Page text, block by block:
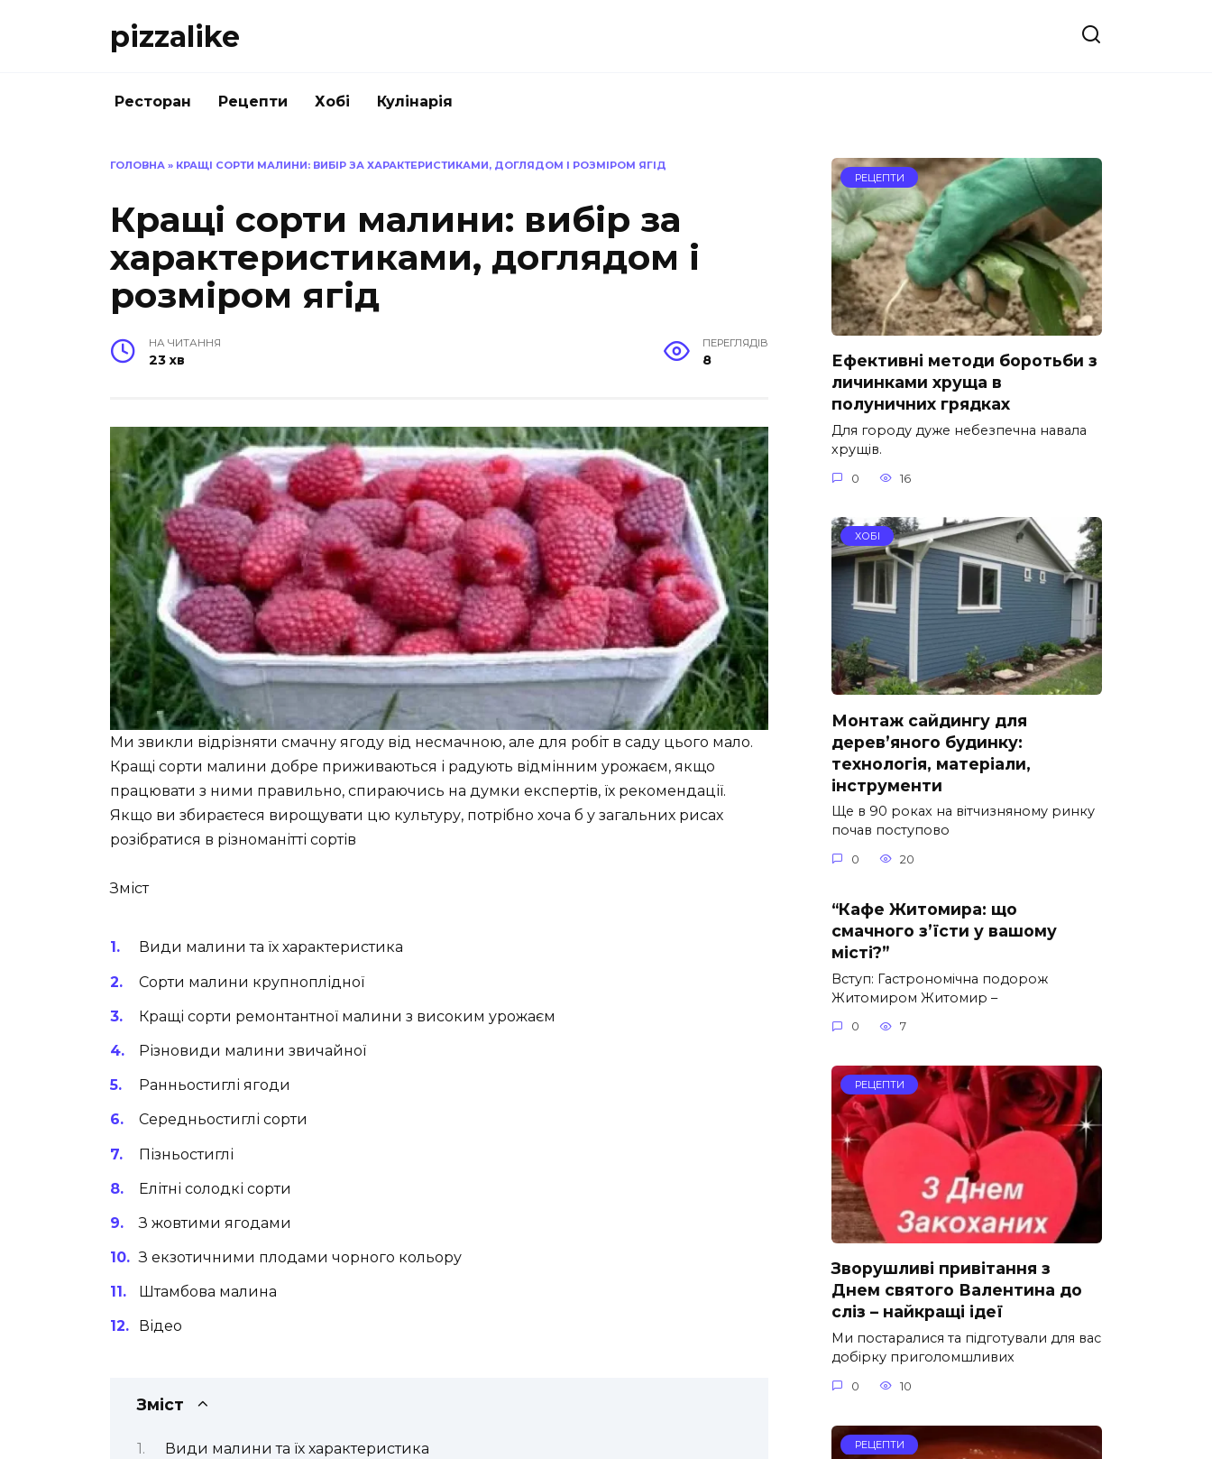
pizzalike
Ресторан Рецепти Хобі Кулінарія
ГОЛОВНА » КРАЩІ СОРТИ МАЛИНИ: ВИБІР ЗА ХАРАКТЕРИСТИКАМИ, ДОГЛЯДОМ І РОЗМІРОМ ЯГІД
Кращі сорти малини: вибір за
характеристиками, доглядом і
розміром ягід
НА ЧИТАННЯ
23 хв
ПЕРЕГЛЯДІВ
8
Ми звикли відрізняти смачну ягоду від несмачною, але для робіт в саду цього мало.
Кращі сорти малини добре приживаються і радують відмінним урожаєм, якщо
працювати з ними правильно, спираючись на думки експертів, їх рекомендації.
Якщо ви збираєтеся вирощувати цю культуру, потрібно хоча б у загальних рисах
розібратися в різноманітті сортів
Зміст
Види малини та їх характеристика
Сорти малини крупноплідної
Кращі сорти ремонтантної малини з високим урожаєм
Різновиди малини звичайної
Ранньостиглі ягоди
Середньостиглі сорти
Пізньостиглі
Елітні солодкі сорти
З жовтими ягодами
З екзотичними плодами чорного кольору
Штамбова малина
Відео
Зміст
Види малини та їх характеристика
РЕЦЕПТИ
Ефективні методи боротьби з
личинками хруща в
полуничних грядках
Для городу дуже небезпечна навала
хрущів.
0 16
ХОБІ
Монтаж сайдингу для
дерев’яного будинку:
технологія, матеріали,
інструменти
Ще в 90 роках на вітчизняному ринку
почав поступово
0 20
“Кафе Житомира: що
смачного з’їсти у вашому
місті?”
Вступ: Гастрономічна подорож
Житомиром Житомир –
0 7
РЕЦЕПТИ
Зворушливі привітання з
Днем святого Валентина до
сліз – найкращі ідеї
Ми постаралися та підготували для вас
добірку приголомшливих
0 10
РЕЦЕПТИ